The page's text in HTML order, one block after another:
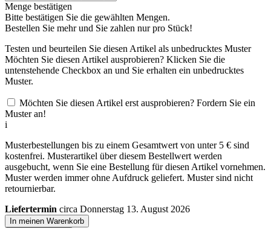
Menge bestätigen
Bitte bestätigen Sie die gewählten Mengen.
Bestellen Sie mehr und Sie zahlen nurpro Stück!
Testen und beurteilen Sie diesen Artikel als unbedrucktes Muster
Möchten Sie diesen Artikel ausprobieren? Klicken Sie die
untenstehende Checkbox an und Sie erhalten ein unbedrucktes
Muster.
Möchten Sie diesen Artikel erst ausprobieren? Fordern Sie ein
Muster an!
i
Musterbestellungen bis zu einem Gesamtwert von unter 5 € sind
kostenfrei. Musterartikel über diesem Bestellwert werden
ausgebucht, wenn Sie eine Bestellung für diesen Artikel vornehmen.
Muster werden immer ohne Aufdruck geliefert. Muster sind nicht
retournierbar.
Liefertermin circa Donnerstag 13. August 2026
In meinen Warenkorb